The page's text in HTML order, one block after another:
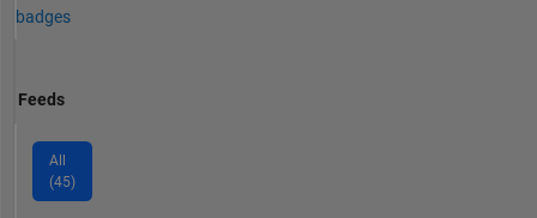
badges
Feeds
All
(45)